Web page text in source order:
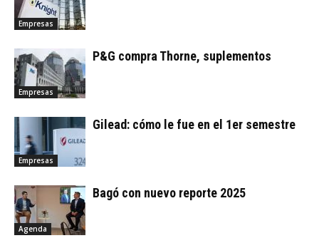
Empresas
Empresas
P&G compra Thorne, suplementos
Empresas
Gilead: cómo le fue en el 1er semestre
Agenda
Bagó con nuevo reporte 2025